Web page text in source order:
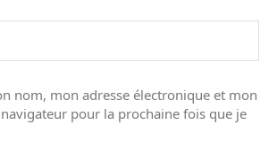
nom, mon adresse électronique et mon
pour la prochaine fois que je